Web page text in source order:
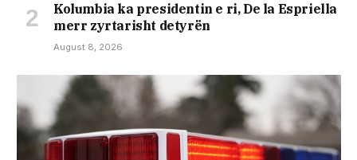
Kolumbia ka presidentin e ri, De la Espriella
merr zyrtarisht detyrën
August 8, 2026